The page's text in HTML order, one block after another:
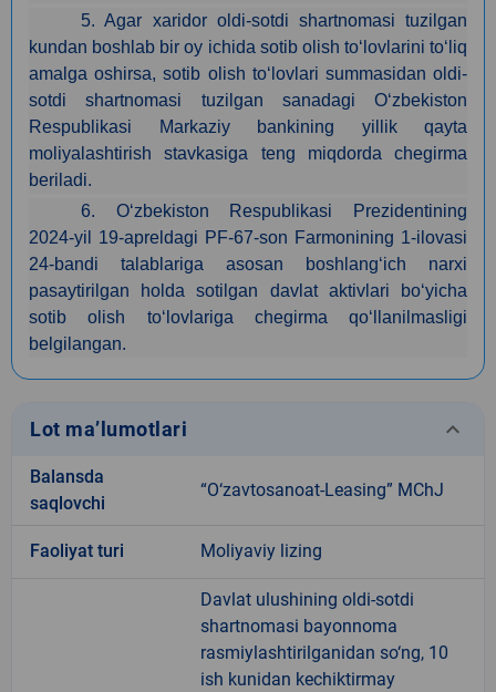
5. Agar xaridor oldi-sotdi shartnomasi tuzilgan
kundan boshlab bir oy ichida sotib olish to‘lovlarini to‘liq
amalga oshirsa, sotib olish to‘lovlari summasidan oldi-
sotdi shartnomasi tuzilgan sanadagi O‘zbekiston
Respublikasi Markaziy bankining yillik qayta
moliyalashtirish stavkasiga teng miqdorda chegirma
beriladi.
6. O‘zbekiston Respublikasi Prezidentining
2024-yil 19-apreldagi PF-67-son Farmonining 1-ilovasi
24-bandi talablariga asosan boshlang‘ich narxi
pasaytirilgan holda sotilgan davlat aktivlari bo‘yicha
sotib olish to‘lovlariga chegirma qo‘llanilmasligi
belgilangan.
Lot ma’lumotlari keyboard_arrow_down
Balansda
saqlovchi
“O‘zavtosanoat-Leasing” MChJ
Faoliyat turi Moliyaviy lizing
Davlat ulushining oldi-sotdi
shartnomasi bayonnoma
rasmiylashtirilganidan so‘ng, 10
ish kunidan kechiktirmay